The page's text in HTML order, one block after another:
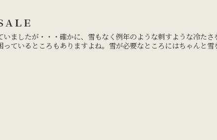
ＬＥ
いましたが・・・確かに、雪もなく例年のような刺すような冷た
っているところもありますよね。雪が必要なところにはちゃんと